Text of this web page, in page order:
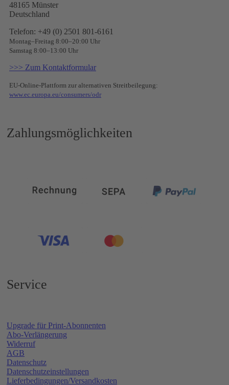
48165 Münster
Deutschland
Telefon: +49 (0) 2501 801-6161
Montag–Freitag 8:00–20:00 Uhr
Samstag 8:00–13:00 Uhr
>>> Zum Kontaktformular
EU-Online-Plattform zur alternativen Streitbeilegung:
www.ec.europa.eu/consumers/odr
Zahlungsmöglichkeiten
Service
Upgrade für Print-Abonnenten
Abo-Verlängerung
Widerruf
AGB
Datenschutz
Datenschutzeinstellungen
Lieferbedingungen/Versandkosten